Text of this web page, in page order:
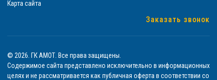
Карта сайта
Заказать звонок
© 2026. ГК АМОТ. Все права защищены.
Содержимое сайта представлено исключительно в информационных
целях и не рассматривается как публичная оферта в соответствии со